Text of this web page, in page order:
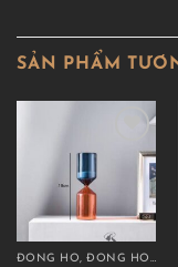
SẢN PHẨM
ĐỒNG HỒ, ĐỒNG HỒ CÁT DECOR